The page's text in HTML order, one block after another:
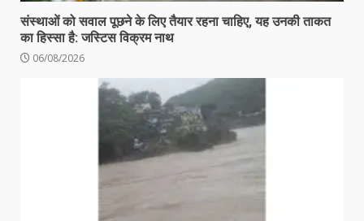
संस्थाओं को सवाल पूछने के लिए तैयार रहना चाहिए, यह उनकी ताकत
का हिस्सा है: जस्टिस विक्रम नाथ
06/08/2026